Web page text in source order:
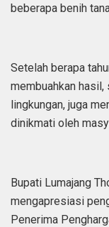
beberapa benih
Setelah berapa
membuahkan
lingkungan, juga
dinikmati oleh
Bupati Lumajang
mengapresiasi
Penerima